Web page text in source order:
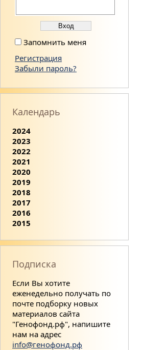
Запомнить меня
Регистрация
Забыли пароль?
Календарь
2024
2023
2022
2021
2020
2019
2018
2017
2016
2015
Подписка
Если Вы хотите
еженедельно получать по
почте подборку новых
материалов сайта
"Генофонд.рф", напишите
нам на адрес
info@генофонд.рф